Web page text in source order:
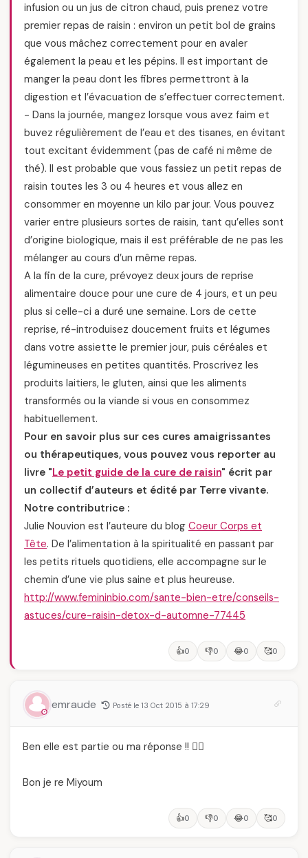
infusion ou un jus de citron chaud, puis prenez votre
premier repas de raisin : environ un petit bol de grains
que vous mâchez correctement pour en avaler
également la peau et les pépins. Il est important de
manger la peau dont les fibres permettront à la
digestion et l’évacuation de s’effectuer correctement.
- Dans la journée, mangez lorsque vous avez faim et
buvez régulièrement de l’eau et des tisanes, en évitant
tout excitant évidemment (pas de café ni même de
thé). Il est probable que vous fassiez un petit repas de
raisin toutes les 3 ou 4 heures et vous allez en
consommer en moyenne un kilo par jour. Vous pouvez
varier entre plusieurs sortes de raisin, tant qu’elles sont
d’origine biologique, mais il est préférable de ne pas les
mélanger au cours d’un même repas.
A la fin de la cure, prévoyez deux jours de reprise
alimentaire douce pour une cure de 4 jours, et un peu
plus si celle-ci a duré une semaine. Lors de cette
reprise, ré-introduisez doucement fruits et légumes
dans votre assiette le premier jour, puis céréales et
légumineuses en petites quantités. Proscrivez les
produits laitiers, le gluten, ainsi que les aliments
transformés ou la viande si vous en consommez
habituellement.
Pour en savoir plus sur ces cures amaigrissantes
ou thérapeutiques, vous pouvez vous reporter au
livre "Le petit guide de la cure de raisin" écrit par
un collectif d’auteurs et édité par Terre vivante.
Notre contributrice :
Julie Nouvion est l’auteure du blog Coeur Corps et
Tête. De l’alimentation à la spiritualité en passant par
les petits rituels quotidiens, elle accompagne sur le
chemin d’une vie plus saine et plus heureuse.
http://www.femininbio.com/sante-bien-etre/conseils-
astuces/cure-raisin-detox-d-automne-77445
👍0 👎0 😂0 🥰0
emraude Posté le 13 Oct 2015 à 17:29
Ben elle est partie ou ma réponse !! 😵‍💫
Bon je re Miyoum
👍0 👎0 😂0 🥰0